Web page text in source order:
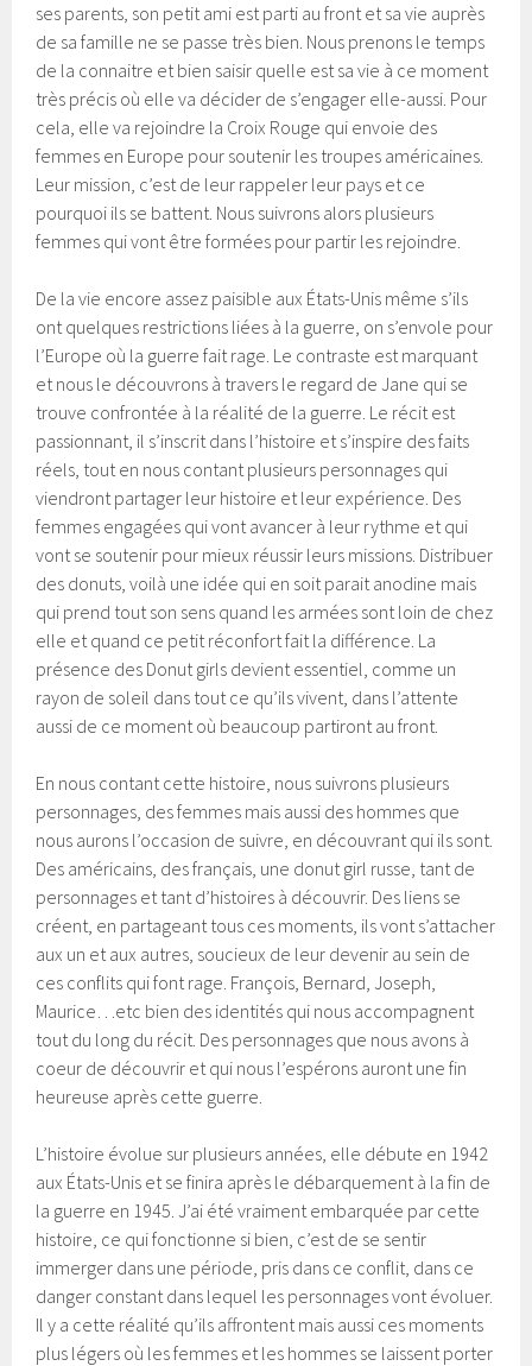
ses parents, son petit ami est parti au front et sa vie auprès
de sa famille ne se passe très bien. Nous prenons le temps
de la connaitre et bien saisir quelle est sa vie à ce moment
très précis où elle va décider de s’engager elle-aussi. Pour
cela, elle va rejoindre la Croix Rouge qui envoie des
femmes en Europe pour soutenir les troupes américaines.
Leur mission, c’est de leur rappeler leur pays et ce
pourquoi ils se battent. Nous suivrons alors plusieurs
femmes qui vont être formées pour partir les rejoindre.
De la vie encore assez paisible aux États-Unis même s’ils
ont quelques restrictions liées à la guerre, on s’envole pour
l’Europe où la guerre fait rage. Le contraste est marquant
et nous le découvrons à travers le regard de Jane qui se
trouve confrontée à la réalité de la guerre. Le récit est
passionnant, il s’inscrit dans l’histoire et s’inspire des faits
réels, tout en nous contant plusieurs personnages qui
viendront partager leur histoire et leur expérience. Des
femmes engagées qui vont avancer à leur rythme et qui
vont se soutenir pour mieux réussir leurs missions. Distribuer
des donuts, voilà une idée qui en soit parait anodine mais
qui prend tout son sens quand les armées sont loin de chez
elle et quand ce petit réconfort fait la différence. La
présence des Donut girls devient essentiel, comme un
rayon de soleil dans tout ce qu’ils vivent, dans l’attente
aussi de ce moment où beaucoup partiront au front.
En nous contant cette histoire, nous suivrons plusieurs
personnages, des femmes mais aussi des hommes que
nous aurons l’occasion de suivre, en découvrant qui ils sont.
Des américains, des français, une donut girl russe, tant de
personnages et tant d’histoires à découvrir. Des liens se
créent, en partageant tous ces moments, ils vont s’attacher
aux un et aux autres, soucieux de leur devenir au sein de
ces conflits qui font rage. François, Bernard, Joseph,
Maurice…etc bien des identités qui nous accompagnent
tout du long du récit. Des personnages que nous avons à
coeur de découvrir et qui nous l’espérons auront une fin
heureuse après cette guerre.
L’histoire évolue sur plusieurs années, elle débute en 1942
aux États-Unis et se finira après le débarquement à la fin de
la guerre en 1945. J’ai été vraiment embarquée par cette
histoire, ce qui fonctionne si bien, c’est de se sentir
immerger dans une période, pris dans ce conflit, dans ce
danger constant dans lequel les personnages vont évoluer.
Il y a cette réalité qu’ils affrontent mais aussi ces moments
plus légers où les femmes et les hommes se laissent porter